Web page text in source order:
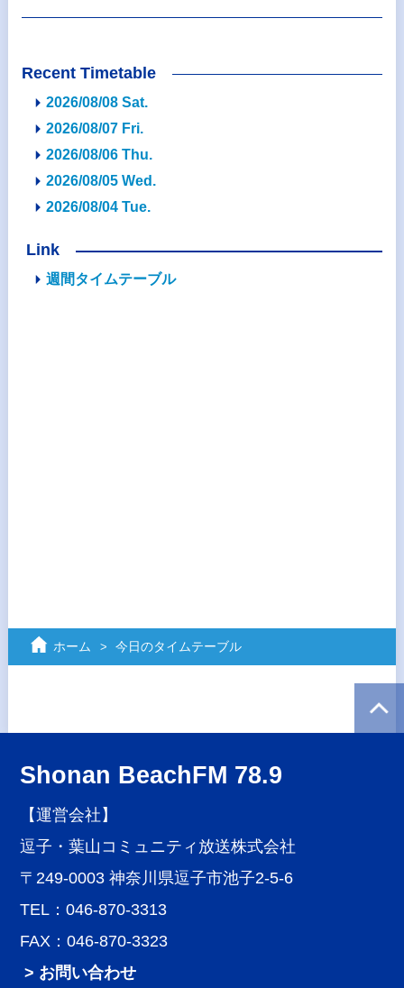
Recent Timetable
2026/08/08 Sat.
2026/08/07 Fri.
2026/08/06 Thu.
2026/08/05 Wed.
2026/08/04 Tue.
Link
週間タイムテーブル
ホーム 今日のタイムテーブル
Shonan BeachFM 78.9
【運営会社】
逗子・葉山コミュニティ放送株式会社
〒249-0003 神奈川県逗子市池子2-5-6
TEL：046-870-3313
FAX：046-870-3323
> お問い合わせ